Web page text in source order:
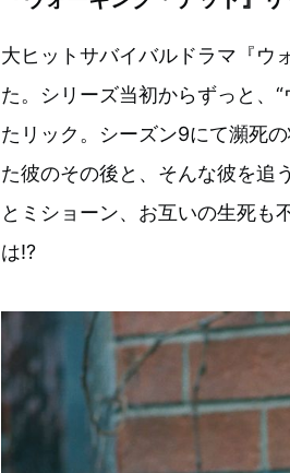
大ヒットサバイバルドラマ『ウ
た。シリーズ当初からずっと、
たリック。シーズン9にて瀕死
た彼のその後と、そんな彼を追
とミショーン、お互いの生死も
は!?